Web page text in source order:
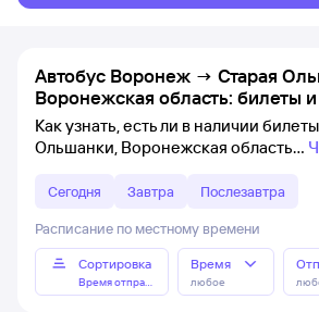
Автобус Воронеж → Старая
Воронежская область: билеты
Как узнать, есть ли в наличии
Ольшанки, Воронежская область
Сегодня Завтра Послезавтра
Расписание по местному времени
Сортировка
Время отправления
Время
любое